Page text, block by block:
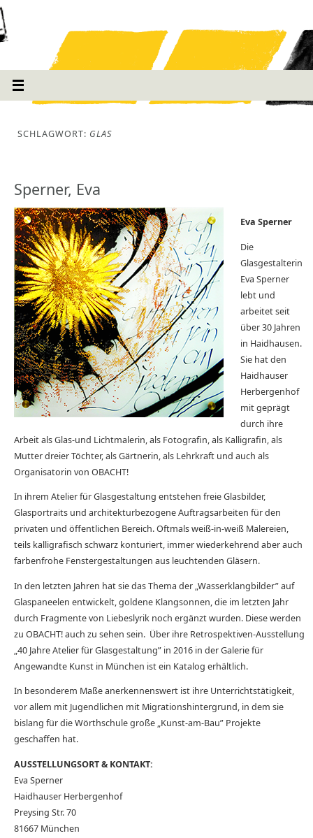
SCHLAGWORT: GLAS
Sperner, Eva
Eva Sperner
Die
Glasgestalterin
Eva Sperner
lebt und
arbeitet seit
über 30 Jahren
in Haidhausen.
Sie hat den
Haidhauser
Herbergenhof
mit geprägt
durch ihre
Arbeit als Glas-und Lichtmalerin, als Fotografin, als Kalligrafin, als
Mutter dreier Töchter, als Gärtnerin, als Lehrkraft und auch als
Organisatorin von OBACHT!
In ihrem Atelier für Glasgestaltung entstehen freie Glasbilder,
Glasportraits und architekturbezogene Auftragsarbeiten für den
privaten und öffentlichen Bereich. Oftmals weiß-in-weiß Malereien,
teils kalligrafisch schwarz konturiert, immer wiederkehrend aber auch
farbenfrohe Fenstergestaltungen aus leuchtenden Gläsern.
In den letzten Jahren hat sie das Thema der „Wasserklangbilder” auf
Glaspaneelen entwickelt, goldene Klangsonnen, die im letzten Jahr
durch Fragmente von Liebeslyrik noch ergänzt wurden. Diese werden
zu OBACHT! auch zu sehen sein. Über ihre Retrospektiven-Ausstellung
„40 Jahre Atelier für Glasgestaltung” in 2016 in der Galerie für
Angewandte Kunst in München ist ein Katalog erhältlich.
In besonderem Maße anerkennenswert ist ihre Unterrichtstätigkeit,
vor allem mit Jugendlichen mit Migrationshintergrund, in dem sie
bislang für die Wörthschule große „Kunst-am-Bau” Projekte
geschaffen hat.
AUSSTELLUNGSORT & KONTAKT:
Eva Sperner
Haidhauser Herbergenhof
Preysing Str. 70
81667 München